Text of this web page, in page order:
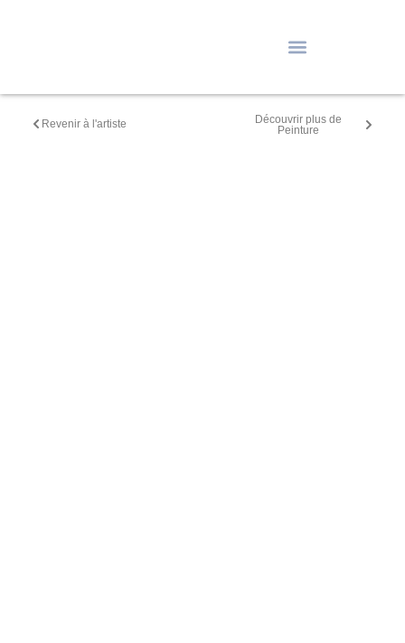
Revenir à l'artiste
Découvrir plus de
Peinture